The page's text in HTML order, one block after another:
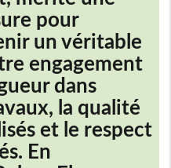
pour
un véritable
engagement
dans
la qualité
et le respect
En